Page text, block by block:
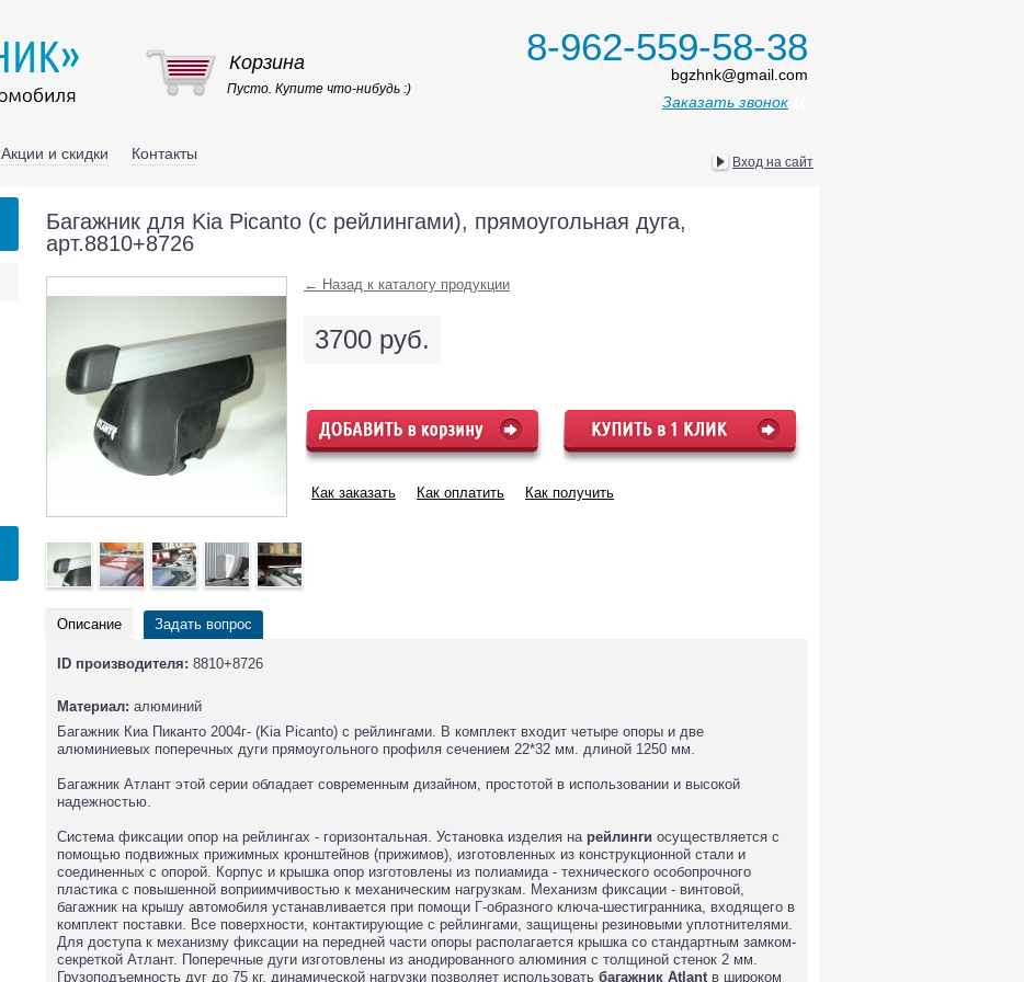
8-962-559-58-38
bgzhnk@gmail.com
Акции и скидки Контакты
Заказать звонок
Корзина
Пусто. Купите что-нибудь :)
Вход на сайт
Багажник для Kia Picanto (с рейлингами), прямоугольная дуга,
арт.8810+8726
← Назад к каталогу продукции
3700 руб.
Как заказать Как оплатить Как получить
Описание Задать вопрос
ID производителя: 8810+8726
Материал: алюминий
Багажник Киа Пиканто 2004г- (Kia Picanto) с рейлингами. В комплект входит четыре опоры и две
алюминиевых поперечных дуги прямоугольного профиля сечением 22*32 мм. длиной 1250 мм.
Багажник Атлант этой серии обладает современным дизайном, простотой в использовании и высокой
надежностью.
Система фиксации опор на рейлингах - горизонтальная. Установка изделия на рейлинги осуществляется с
помощью подвижных прижимных кронштейнов (прижимов), изготовленных из конструкционной стали и
соединенных с опорой. Корпус и крышка опор изготовлены из полиамида - технического особопрочного
пластика с повышенной воприимчивостью к механическим нагрузкам. Механизм фиксации - винтовой,
багажник на крышу автомобиля устанавливается при помощи Г-образного ключа-шестигранника, входящего в
комплект поставки. Все поверхности, контактирующие с рейлингами, защищены резиновыми уплотнителями.
Для доступа к механизму фиксации на передней части опоры располагается крышка со стандартным замком-
секреткой Атлант. Поперечные дуги изготовлены из анодированного алюминия с толщиной стенок 2 мм.
Грузоподъемность дуг до 75 кг. динамической нагрузки позволяет использовать багажник Atlantв широком